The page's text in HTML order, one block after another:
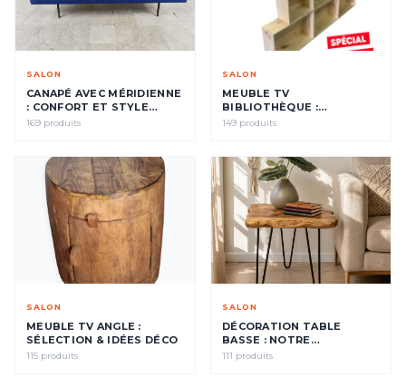
SALON
CANAPÉ AVEC MÉRIDIENNE
: CONFORT ET STYLE
POUR VOTRE SALON
169 produits
SALON
MEUBLE TV
BIBLIOTHÈQUE :
SÉLECTION & IDÉES DÉCO
149 produits
SALON
MEUBLE TV ANGLE :
SÉLECTION & IDÉES DÉCO
115 produits
SALON
DÉCORATION TABLE
BASSE : NOTRE
SÉLECTION
111 produits